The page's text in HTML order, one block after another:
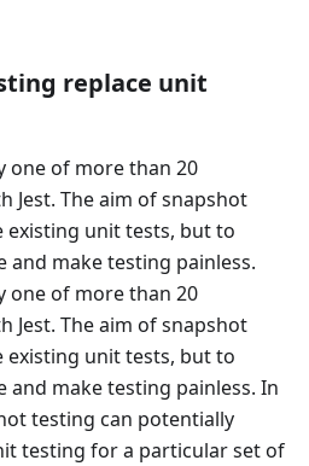
replace unit
one of more than 20
Jest. The aim of snapshot
unit tests, but to
and make testing painless.
one of more than 20
Jest. The aim of snapshot
unit tests, but to
and make testing painless. In
testing can potentially
testing for a particular set of